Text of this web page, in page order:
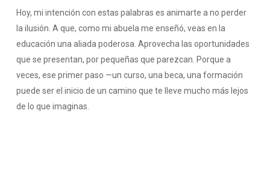
Hoy, mi intención con estas palabras es animarte a no perder
la ilusión. A que, como mi abuela me enseñó, veas en la
educación una aliada poderosa. Aprovecha las oportunidades
que se presentan, por pequeñas que parezcan. Porque a
veces, ese primer paso —un curso, una beca, una formación
puede ser el inicio de un camino que te lleve mucho más lejos
de lo que imaginas.